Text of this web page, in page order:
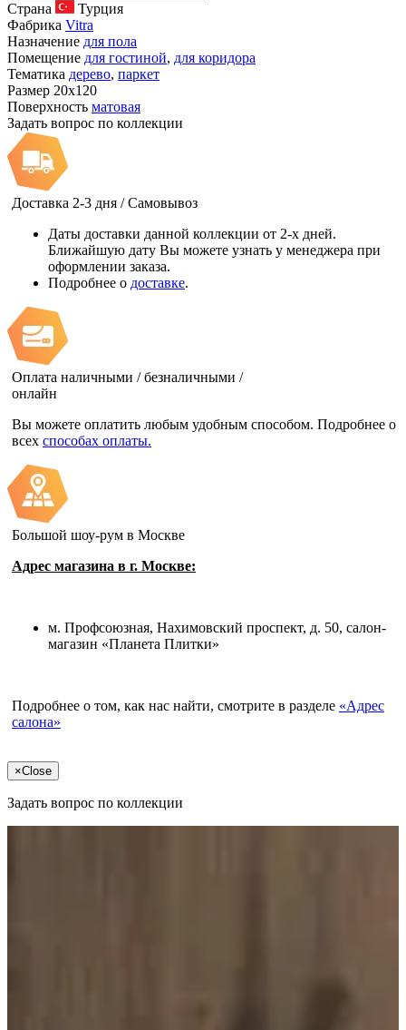
Страна
Турция
Фабрика Vitra
Назначение для пола
Помещение для гостиной, для коридора
Тематика дерево, паркет
Размер 20x120
Поверхность матовая
Задать вопрос по коллекции
Доставка 2-3 дня / Самовывоз
Даты доставки данной коллекции от 2-х дней.
Ближайшую дату Вы можете узнать у менеджера при
оформлении заказа.
Подробнее о доставке.
Оплата наличными / безналичными /
онлайн
Вы можете оплатить любым удобным способом. Подробнее о
всех способах оплаты.
Большой шоу-рум в Москве
Адрес магазина в г. Москве:
м. Профсоюзная, Нахимовский проспект, д. 50, салон-
магазин «Планета Плитки»
Подробнее о том, как нас найти, смотрите в разделе «Адрес
салона»
×Close
Задать вопрос по коллекции